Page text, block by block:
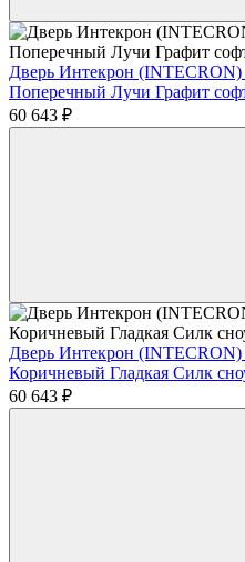
Дверь Интекрон
Поперечный Лучи Графит
60 643 ₽
Дверь Интекрон
Коричневый Гладкая Силк
60 643 ₽